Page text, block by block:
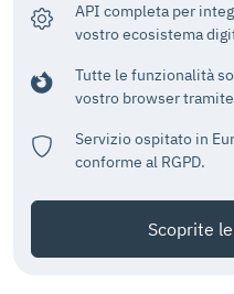
API completa per
vostro ecosistema
Tutte le funzionalità
vostro browser
Servizio ospitato in
conforme al RGPD.
Scoprite